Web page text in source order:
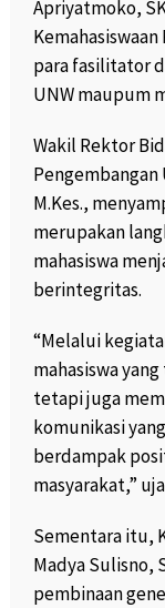
Apriyatmoko,
para fasilitator
UNW maupum
Wakil Rektor
Pengembangan
M.Kes.,
merupakan
mahasiswa
berintegritas.
“Melalui
mahasiswa
tetapi juga
komunikasi
berdampak
masyarakat,”
Sementara itu,
Madya Sulisno,
pembinaan